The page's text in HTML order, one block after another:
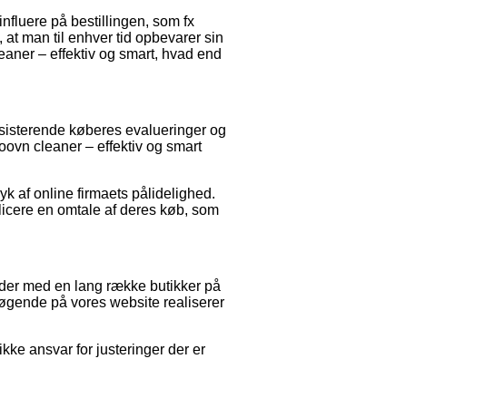
på bestillingen, som fx
man til enhver tid opbevarer sin
– effektiv og smart, hvad end
køberes evalueringer og
cleaner – effektiv og smart
af online firmaets pålidelighed.
en omtale af deres køb, som
med en lang række butikker på
på vores website realiserer
ansvar for justeringer der er